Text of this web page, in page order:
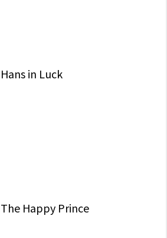
Hans in Luck
The Happy Prince